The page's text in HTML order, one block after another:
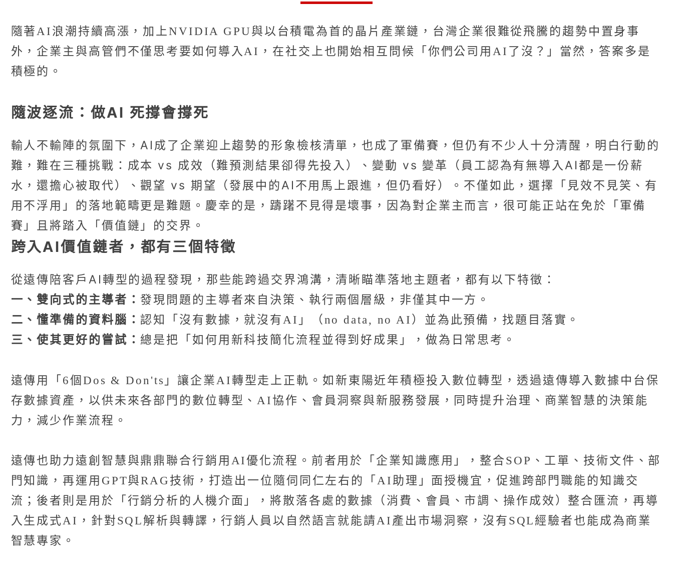
隨著AI浪潮持續高漲，加上NVIDIA GPU與以台積電為首的晶片產業鏈，台灣企業很難從飛騰的趨勢中置身事
外，企業主與高管們不僅思考要如何導入AI，在社交上也開始相互問候「你們公司用AI了沒？」當然，答案多是
積極的。
隨波逐流：做AI 死撐會撐死
輸人不輸陣的氛圍下，AI成了企業迎上趨勢的形象檢核清單，也成了軍備賽，但仍有不少人十分清醒，明白行動的
難，難在三種挑戰：成本 vs 成效（難預測結果卻得先投入）、變動 vs 變革（員工認為有無導入AI都是一份薪
水，還擔心被取代）、觀望 vs 期望（發展中的AI不用馬上跟進，但仍看好）。不僅如此，選擇「見效不見笑、有
用不浮用」的落地範疇更是難題。慶幸的是，躊躇不見得是壞事，因為對企業主而言，很可能正站在免於「軍備
賽」且將踏入「價值鏈」的交界。
跨入AI價值鏈者，都有三個特徵
從遠傳陪客戶AI轉型的過程發現，那些能跨過交界鴻溝，清晰瞄準落地主題者，都有以下特徵：
一、雙向式的主導者： 發現問題的主導者來自決策、執行兩個層級，非僅其中一方。
二、懂準備的資料腦：認知「沒有數據，就沒有AI」（no data, no AI）並為此預備，找題目落實。
三、使其更好的嘗試： 總是把「如何用新科技簡化流程並得到好成果」，做為日常思考。
遠傳用「6個Dos & Don'ts」讓企業AI轉型走上正軌。如新東陽近年積極投入數位轉型，透過遠傳導入數據中台保
存數據資產，以供未來各部門的數位轉型、AI協作、會員洞察與新服務發展，同時提升治理、商業智慧的決策能
力，減少作業流程。
遠傳也助力遠創智慧與鼎鼎聯合行銷用AI優化流程。前者用於「企業知識應用」，整合SOP、工單、技術文件、部
門知識，再運用GPT與RAG技術，打造出一位隨伺同仁左右的「AI助理」面授機宜，促進跨部門職能的知識交
流；後者則是用於「行銷分析的人機介面」，將散落各處的數據（消費、會員、市調、操作成效）整合匯流，再導
入生成式AI，針對SQL解析與轉譯，行銷人員以自然語言就能請AI產出市場洞察，沒有SQL經驗者也能成為商業
智慧專家。